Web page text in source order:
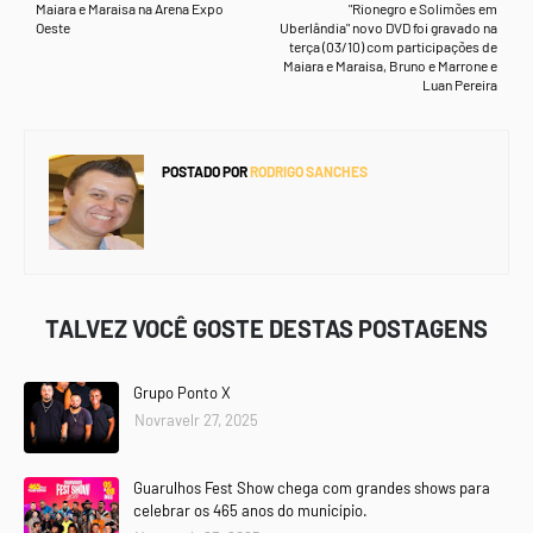
"Rionegro e Solimões em
Uberlândia" novo DVD foi gravado na
terça (03/10) com participações de
Maiara e Maraisa, Bruno e Marrone e
Luan Pereira
Maiara e Maraisa na Arena Expo
Oeste
POSTADO PORRODRIGO SANCHES
TALVEZ VOCÊ GOSTE DESTAS POSTAGENS
Grupo Ponto X
Novravelr 27, 2025
Guarulhos Fest Show chega com grandes shows para
celebrar os 465 anos do município.